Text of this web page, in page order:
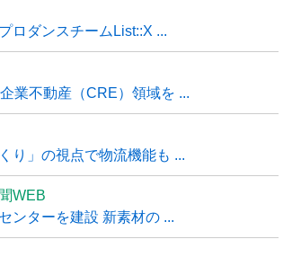
ロダンスチームList::X ...
業不動産（CRE）領域を ...
り」の視点で物流機能も ...
WEB
ンターを建設 新素材の ...